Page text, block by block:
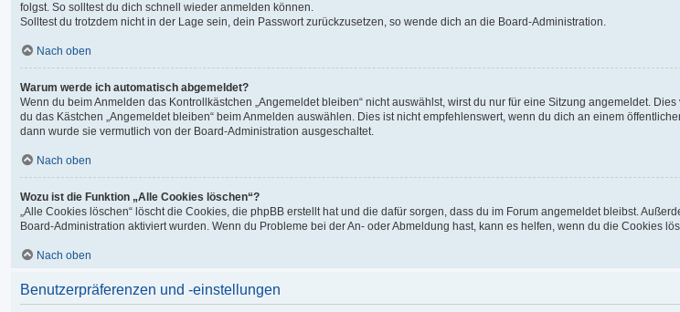
folgst. So solltest du dich schnell wieder anmelden können.
Solltest du trotzdem nicht in der Lage sein, dein Passwort zurückzusetzen, so wende dich an die Board-Administration.
Nach oben
Warum werde ich automatisch abgemeldet?
Wenn du beim Anmelden das Kontrollkästchen „Angemeldet bleiben“ nicht auswählst, wirst du nur für eine Sitzung angemeldet.
du das Kästchen „Angemeldet bleiben“ beim Anmelden auswählen. Dies ist nicht empfehlenswert, wenn du dich an einem
dann wurde sie vermutlich von der Board-Administration ausgeschaltet.
Nach oben
Wozu ist die Funktion „Alle Cookies löschen“?
„Alle Cookies löschen“ löscht die Cookies, die phpBB erstellt hat und die dafür sorgen, dass du im Forum angemeldet bleibst.
Board-Administration aktiviert wurden. Wenn du Probleme bei der An- oder Abmeldung hast, kann es helfen, wenn du die Cookies
Nach oben
Benutzerpräferenzen und -einstellungen